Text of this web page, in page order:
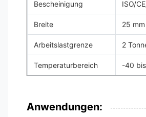
Bescheinigung ISO/
Breite 25 mm
Arbeitslastgrenze 2
Temperaturbereich -40
Anwendungen: